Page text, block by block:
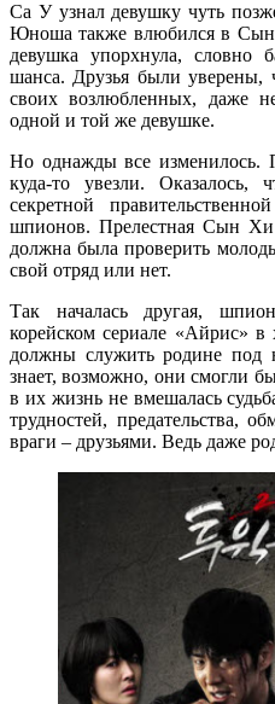
Са У узнал девушку чуть
Юноша также влюбился в Сын
девушка упорхнула, словно
шанса. Друзья были уверены,
своих возлюбленных, даже
одной и той же девушке.
Но однажды все изменилось.
куда-то увезли.
секретной
шпионов. Прелестная Сын Хи
должна была проверить
свой отряд или нет.
Так началась другая,
корейском сериале «Айрис» в
должны служить родине под
знает, возможно, они смогли
в их жизнь не вмешалась
трудностей, предательства,
враги – друзьями. Ведь даже